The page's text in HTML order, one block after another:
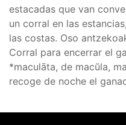
estacadas que van
un corral en las
las costas. Oso
Corral para encerrar el
*maculāta, de macŭla,
recoge de noche el